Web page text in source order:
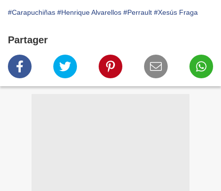
#Carapuchiñas #Henrique Alvarellos #Perrault #Xesús Fraga
Partager